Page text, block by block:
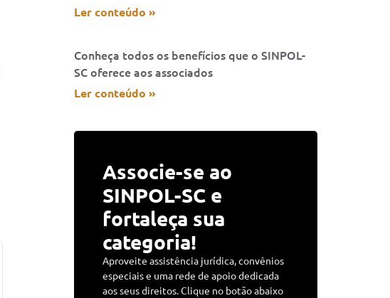
Ler conteúdo »
Conheça todos os benefícios que o SINPOL-
SC oferece aos associados
Ler conteúdo »
Associe-se ao
SINPOL-SC e
fortaleça sua
categoria!
Aproveite assistência jurídica, convênios
especiais e uma rede de apoio dedicada
aos seus direitos. Clique no botão abaixo